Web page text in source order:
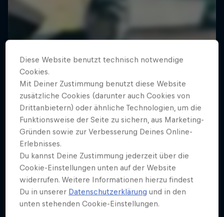
Diese Website benutzt technisch notwendige
Cookies.
Mit Deiner Zustimmung benutzt diese Website
zusätzliche Cookies (darunter auch Cookies von
Drittanbietern) oder ähnliche Technologien, um die
Funktionsweise der Seite zu sichern, aus Marketing-
Gründen sowie zur Verbesserung Deines Online-
Erlebnisses.
Du kannst Deine Zustimmung jederzeit über die
Cookie-Einstellungen unten auf der Website
widerrufen. Weitere Informationen hierzu findest
Du in unserer Datenschutzerklärung und in den
unten stehenden Cookie-Einstellungen.